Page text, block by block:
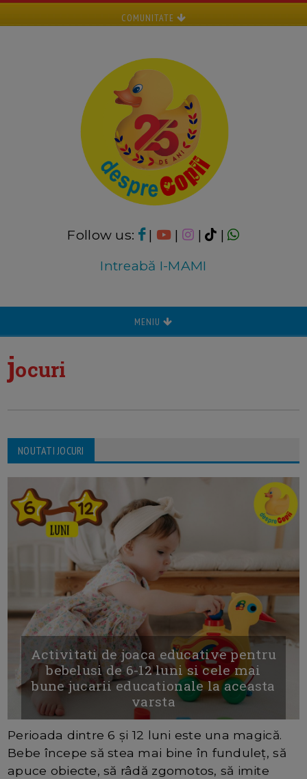
COMUNITATE
Follow us: | | |
|
Intreabă I-MAMI
MENIU
jocuri
NOUTATI JOCURI
Activitati de joaca educative pentru
bebelusi de 6-12 luni si cele mai
bune jucarii educationale la aceasta
varsta
Perioada dintre 6 și 12 luni este una magică.
Bebe începe să stea mai bine în funduleț, să
apuce obiecte, să râdă zgomotos, să imite